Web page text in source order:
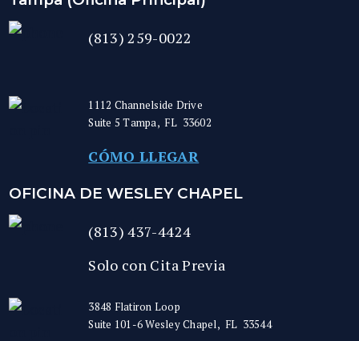
(813) 259-0022
1112 Channelside Drive
Suite 5Tampa, FL 33602
CÓMO LLEGAR
OFICINA DE WESLEY CHAPEL
(813) 437-4424
Solo con Cita Previa
3848 Flatiron Loop
Suite 101-6Wesley Chapel, FL 33544